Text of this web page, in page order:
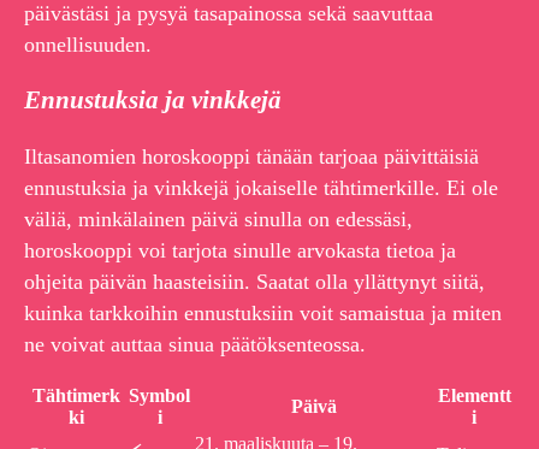
päivästäsi ja pysyä tasapainossa sekä saavuttaa
onnellisuuden.
Ennustuksia ja vinkkejä
Iltasanomien horoskooppi tänään tarjoaa päivittäisiä
ennustuksia ja vinkkejä jokaiselle tähtimerkille. Ei ole
väliä, minkälainen päivä sinulla on edessäsi,
horoskooppi voi tarjota sinulle arvokasta tietoa ja
ohjeita päivän haasteisiin. Saatat olla yllättynyt siitä,
kuinka tarkkoihin ennustuksiin voit samaistua ja miten
ne voivat auttaa sinua päätöksenteossa.
Tähtimerk
ki
Symbol
i
Päivä
Elementt
i
21. maaliskuuta – 19.